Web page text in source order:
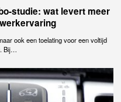
studie: wat levert meer
ook een toelating voor een voltijd
Bij…